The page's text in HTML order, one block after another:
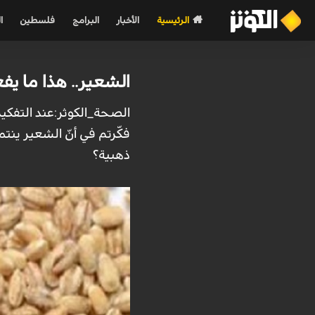
الرئيسية الأخبار البرامج فلسطين
الشعير.. هذا ما
الصحة_الكوثر:عند
فكّرتم في أنّ الشعير
ذهبية؟